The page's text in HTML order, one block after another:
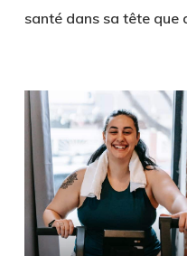
santé dans sa tête que